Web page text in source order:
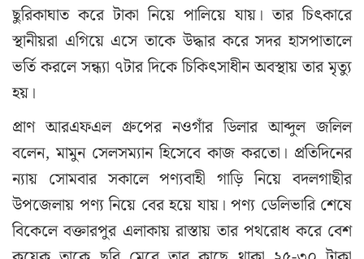
ছুরিকাঘাত করে টাকা নিয়ে পালিয়ে যায়। তার চিৎকারে
স্থানীয়রা এগিয়ে এসে তাকে উদ্ধার করে সদর হাসপাতালে
ভর্তি করলে সন্ধ্যা ৭টার দিকে চিকিৎসাধীন অবস্থায় তার মৃত্যু
হয়।
প্রাণ আরএফএল গ্রুপের নওগাঁর ডিলার আব্দুল জলিল
বলেন, মামুন সেলসম্যান হিসেবে কাজ করতো। প্রতিদিনের
ন্যায় সোমবার সকালে পণ্যবাহী গাড়ি নিয়ে বদলগাছীর
উপজেলায় পণ্য নিয়ে বের হয়ে যায়। পণ্য ডেলিভারি শেষে
বিকেলে বক্তারপুর এলাকায় রাস্তায় তার পথরোধ করে বেশ